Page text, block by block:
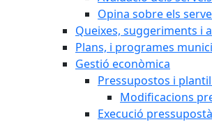
Opina sobre els
Queixes, suggeriments i
Plans, i programes
Gestió econòmica
Pressupostos i
Modificacions
Execució